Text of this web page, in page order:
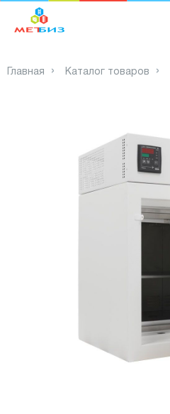
Главная Каталог товаров